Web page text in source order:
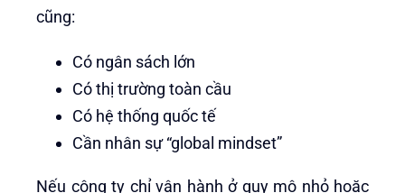
cũng:
Có ngân sách lớn
Có thị trường toàn cầu
Có hệ thống quốc tế
Cần nhân sự “global mindset”
Nếu công ty chỉ vận hành ở quy mô nhỏ hoặc